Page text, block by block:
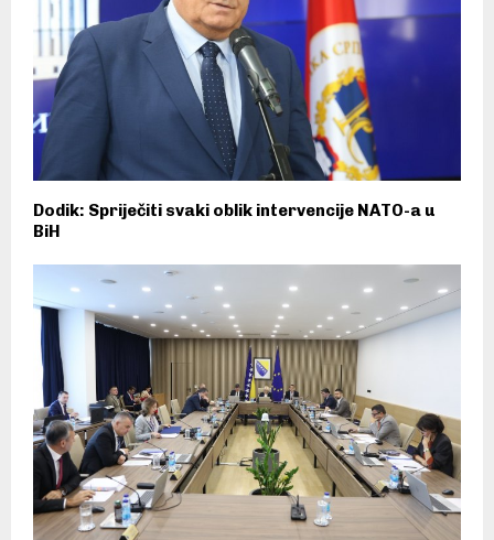
Dodik: Spriječiti svaki oblik intervencije NATO-a u
BiH